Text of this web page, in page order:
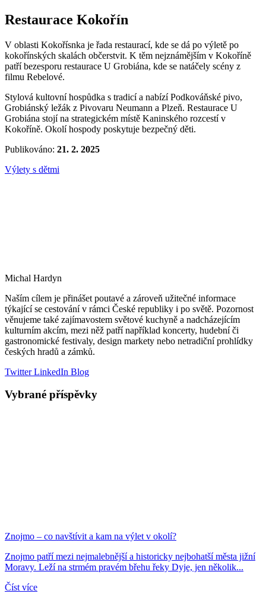
Restaurace Kokořín
V oblasti Kokořísnka je řada restaurací, kde se dá po výletě po
kokořínských skalách občerstvit. K těm nejznámějším v Kokoříně
patří bezesporu restaurace U Grobiána, kde se natáčely scény z
filmu Rebelové.
Stylová kultovní hospůdka s tradicí a nabízí Podkováňské pivo,
Grobiánský ležák z Pivovaru Neumann a Plzeň. Restaurace U
Grobiána stojí na strategickém místě Kaninského rozcestí v
Kokoříně. Okolí hospody poskytuje bezpečný děti.
Publikováno: 21. 2. 2025
Výlety s dětmi
Michal Hardyn
Naším cílem je přinášet poutavé a zároveň užitečné informace
týkající se cestování v rámci České republiky i po světě. Pozornost
věnujeme také zajímavostem světové kuchyně a nadcházejícím
kulturním akcím, mezi něž patří například koncerty, hudební či
gastronomické festivaly, design markety nebo netradiční prohlídky
českých hradů a zámků.
TwitterLinkedIn Blog
Vybrané příspěvky
Znojmo – co navštívit a kam na výlet v okolí?
Znojmo patří mezi nejmalebnější a historicky nejbohatší města jižní
Moravy. Leží na strmém pravém břehu řeky Dyje, jen několik...
Číst více